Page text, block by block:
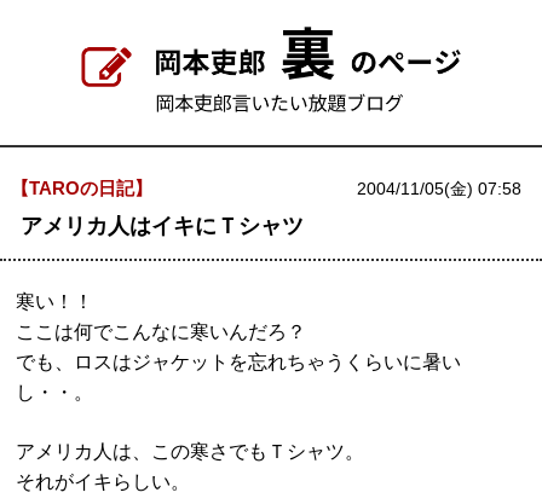
【TAROの日記】 2004/11/05(金) 07:58
アメリカ人はイキにＴシャツ
寒い！！
ここは何でこんなに寒いんだろ？
でも、ロスはジャケットを忘れちゃうくらいに暑い
し・・。
アメリカ人は、この寒さでもＴシャツ。
それがイキらしい。